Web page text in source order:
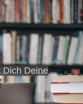
Dich Deine